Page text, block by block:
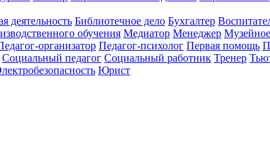
деятельность Библиотечное дело Бухгалтер
обучения Медиатор Менеджер
организатор Педагог-психолог Первая помощь
Социальный педагог Социальный работник Тренер
Юрист